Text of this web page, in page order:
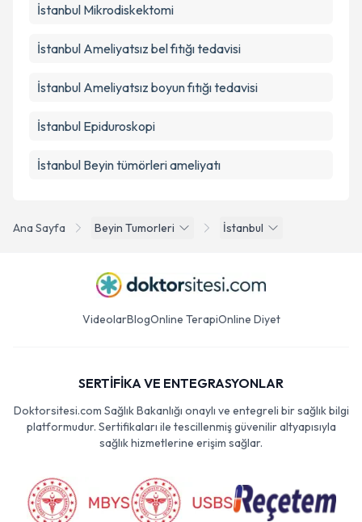
Ana Sayfa Beyin Tumorleri İstanbul
İstanbul Mikrodiskektomi
İstanbul Ameliyatsız bel fıtığı tedavisi
İstanbul Ameliyatsız boyun fıtığı tedavisi
İstanbul Epiduroskopi
İstanbul Beyin tümörleri ameliyatı
VideolarBlogOnline TerapiOnline Diyet
SERTİFİKA VE ENTEGRASYONLAR
Doktorsitesi.com Sağlık Bakanlığı onaylı ve entegreli bir sağlık bilgi
platformudur. Sertifikaları ile tescillenmiş güvenilir altyapısıyla
sağlık hizmetlerine erişim sağlar.